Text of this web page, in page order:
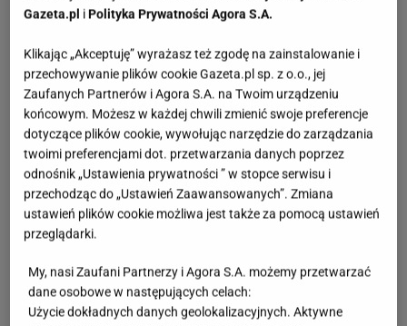
Gazeta.pl i Polityka Prywatności Agora S.A.
Klikając „Akceptuję” wyrażasz też zgodę na zainstalowanie i
przechowywanie plików cookie Gazeta.pl sp. z o.o., jej
Zaufanych Partnerów i Agora S.A. na Twoim urządzeniu
końcowym. Możesz w każdej chwili zmienić swoje preferencje
dotyczące plików cookie, wywołując narzędzie do zarządzania
twoimi preferencjami dot. przetwarzania danych poprzez
odnośnik „Ustawienia prywatności ” w stopce serwisu i
przechodząc do „Ustawień Zaawansowanych”. Zmiana
ustawień plików cookie możliwa jest także za pomocą ustawień
przeglądarki.
My, nasi Zaufani Partnerzy i Agora S.A. możemy przetwarzać
dane osobowe w następujących celach:
Użycie dokładnych danych geolokalizacyjnych. Aktywne